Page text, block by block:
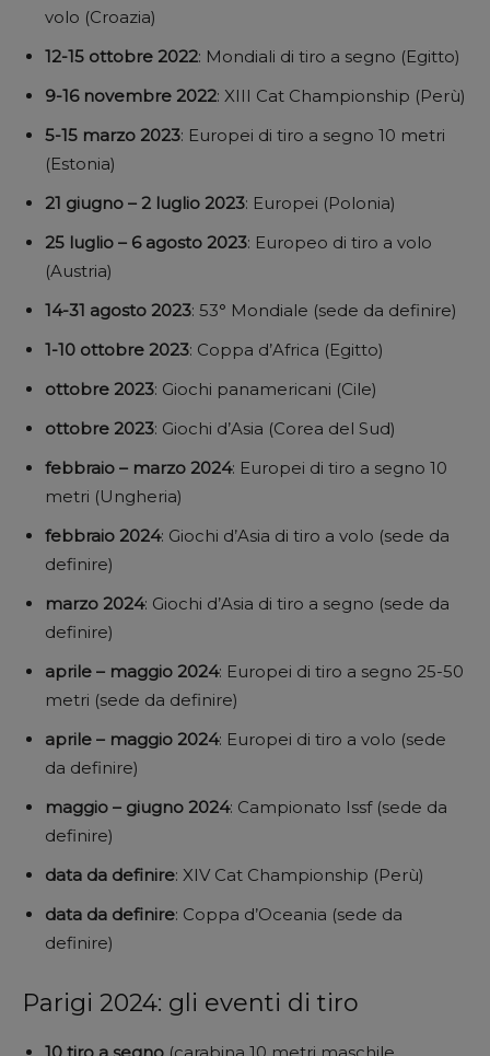
volo (Croazia)
12-15 ottobre 2022: Mondiali di tiro a segno (Egitto)
9-16 novembre 2022: XIII Cat Championship (Perù)
5-15 marzo 2023: Europei di tiro a segno 10 metri
(Estonia)
21 giugno – 2 luglio 2023: Europei (Polonia)
25 luglio – 6 agosto 2023: Europeo di tiro a volo
(Austria)
14-31 agosto 2023: 53° Mondiale (sede da definire)
1-10 ottobre 2023: Coppa d’Africa (Egitto)
ottobre 2023: Giochi panamericani (Cile)
ottobre 2023: Giochi d’Asia (Corea del Sud)
febbraio – marzo 2024: Europei di tiro a segno 10
metri (Ungheria)
febbraio 2024: Giochi d’Asia di tiro a volo (sede da
definire)
marzo 2024: Giochi d’Asia di tiro a segno (sede da
definire)
aprile – maggio 2024: Europei di tiro a segno 25-50
metri (sede da definire)
aprile – maggio 2024: Europei di tiro a volo (sede
da definire)
maggio – giugno 2024: Campionato Issf (sede da
definire)
data da definire: XIV Cat Championship (Perù)
data da definire: Coppa d’Oceania (sede da
definire)
Parigi 2024: gli eventi di tiro